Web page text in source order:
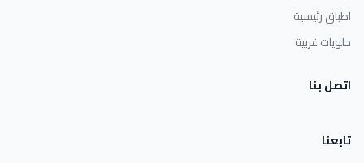
اطباق رئيسية
حلويات غربية
اتصل بنا
تابعنا